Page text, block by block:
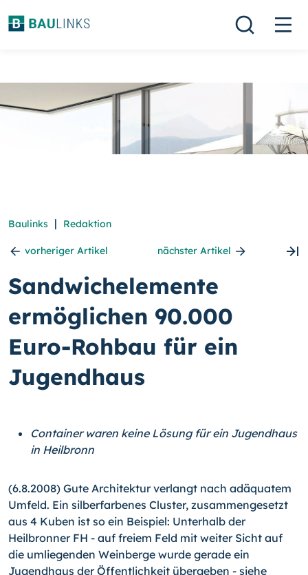
Baulinks | Redaktion
vorheriger Artikel nächster Artikel
Sandwichelemente
ermöglichen 90.000
Euro-Rohbau für ein
Jugendhaus
Container waren keine Lösung für ein Jugendhaus
in Heilbronn
(6.8.2008) Gute Architektur verlangt nach adäquatem
Umfeld. Ein silberfarbenes Cluster, zusammengesetzt
aus 4 Kuben ist so ein Beispiel: Unterhalb der
Heilbronner FH - auf freiem Feld mit weiter Sicht auf
die umliegenden Weinberge wurde gerade ein
Jugendhaus der Öffentlichkeit übergeben - siehe